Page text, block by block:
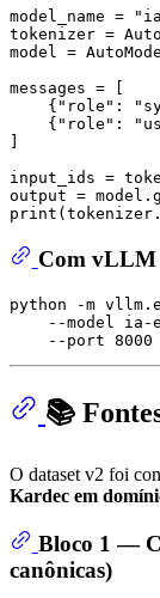
model_name =
tokenizer =
model =
messages = [
    {
"role" :
    {
"role" :
]
input_ids =
output =
print
Com vLLM
python -m
--model ia-
📚
O dataset v2 foi
Kardec em
Bloco 1 —
canônicas)